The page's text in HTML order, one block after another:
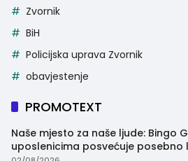
Zvornik
BiH
Policijska uprava Zvornik
obavjestenje
PROMOTEXT
Naše mjesto za naše ljude: Bingo
uposlenicima posvećuje posebno